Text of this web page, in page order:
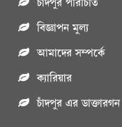
বিজ্ঞাপন মুল্য
আমাদের সম্পর্কে
ক্যারিয়ার
চাঁদপুর এর ডাক্তারগন